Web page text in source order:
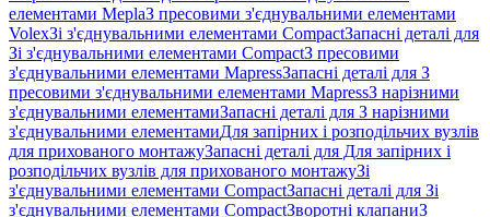
елементами MeplaЗ пресовими з'єднувальними елементами
VolexЗі з'єднувальними елементами CompactЗапасні деталі для
Зі з'єднувальними елементами CompactЗ пресовими
з'єднувальними елементами MapressЗапасні деталі для З
пресовими з'єднувальними елементами MapressЗ нарізними
з'єднувальними елементамиЗапасні деталі для З нарізними
з'єднувальними елементамиДля запірних і розподільчих вузлів
для прихованого монтажуЗапасні деталі для Для запірних і
розподільчих вузлів для прихованого монтажуЗі
з'єднувальними елементами CompactЗапасні деталі для Зі
з'єднувальними елементами CompactЗворотні клапаниЗ